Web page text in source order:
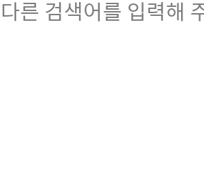
다른 검색어를 입력해